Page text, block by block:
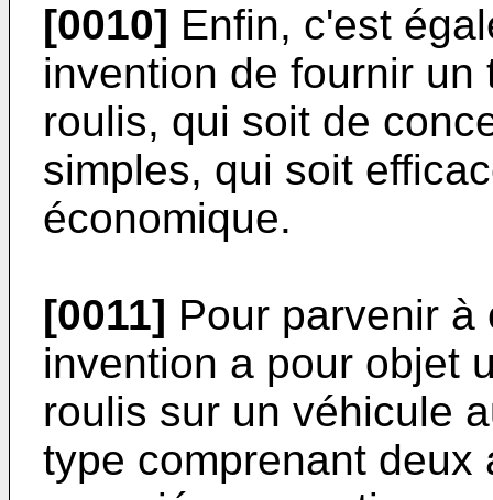
[0010] Enfin, c'est
invention de fournir
roulis, qui soit de
simples, qui soit
économique.
[0011] Pour parvenir
invention a pour objet
roulis sur un véhicule
type comprenant deux